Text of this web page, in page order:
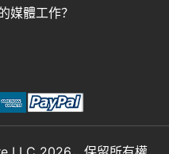
媒體工作？